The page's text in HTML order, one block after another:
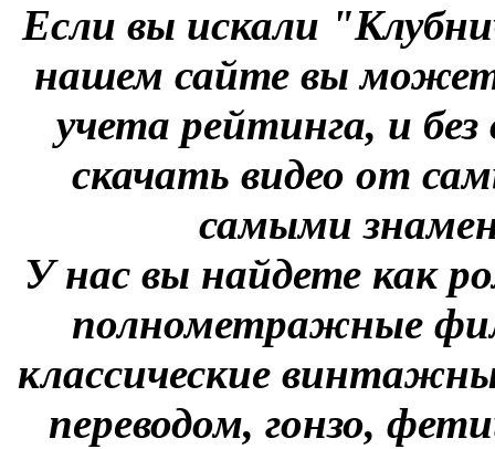
Если вы искали
нашем сайте вы
учета рейтинга, и
скачать видео от
самыми
У нас вы найдете как
полнометражные
классические
переводом, гонзо,